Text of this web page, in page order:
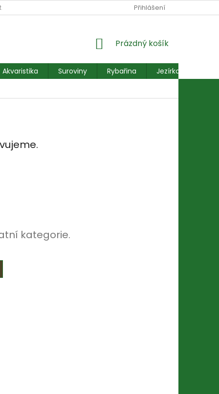
OSOBNÍCH ÚDAJŮ REKLAMACE FORMULÁŘ
Přihlášení
NÁKUPNÍ
Prázdný košík
Akvaristika Suroviny Rybařina
Jezírkové ryby
kategorie.